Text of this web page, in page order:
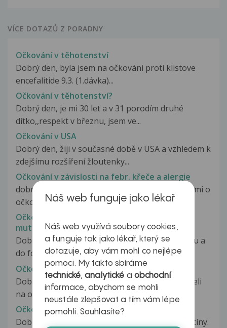
VÍCE DOTAZŮ Z PORADNY
Očkování v těhotenství
Dobrý den, byla jsem na očkováni proti klistove
encefalitide 9.3. (1.dávka)...
Očkování v těhotenství?
Dobrý den, je mi 30 let a v 31 porodím druhé
dítko,,respekt v březnu, jsem ve...
Očkování v USA
Dobrý den, žiji v současné době v USA a vzhledem k
zdejšímu rozšíření žloutenky...
Očkování v závislosti na febr. křeče a alergie
dobrý den, mám hned několik dotazů. Jedná se mi o
očkování proti spalničkám,zarděnkám,.......
Očkování vakcínou Astra Zeneca a Leydenská
mutace
Dobrý den, nacházím se v zahraničí ve Vietnamu a
do formuláře nemohu zadat zahraniční...
Očkování vakcínou Bexsero
Dobry den, moje dcera (8 let) by mela jit v pondeli
na ockovani druhou davkou...
Očkování vakcínou firmy Pfizer
Dobrý den, přítel pochybuje o bezpečnosti vakcíny.
Náš web funguje jako lékař
Náš web využívá soubory cookies,
a funguje tak jako lékař, který se
dotazuje, aby vám mohl co nejlépe
pomoci. My takto sbíráme
technické,analytické a obchodní
informace, abychom se mohli
neustále zlepšovat a tím vám lépe
pomohli. Souhlasíte?